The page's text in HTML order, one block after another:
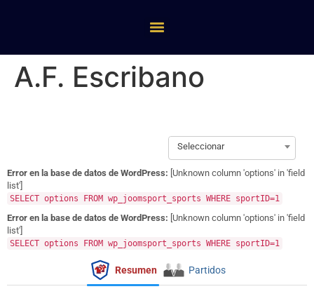
A.F. Escribano
Seleccionar
Error en la base de datos de WordPress: [Unknown column 'options' in 'field
list']
SELECT options FROM wp_joomsport_sports WHERE sportID=1
Error en la base de datos de WordPress: [Unknown column 'options' in 'field
list']
SELECT options FROM wp_joomsport_sports WHERE sportID=1
Resumen Partidos